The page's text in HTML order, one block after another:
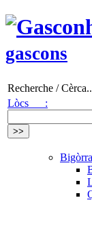
gascons
Recherche /
Lòcs :